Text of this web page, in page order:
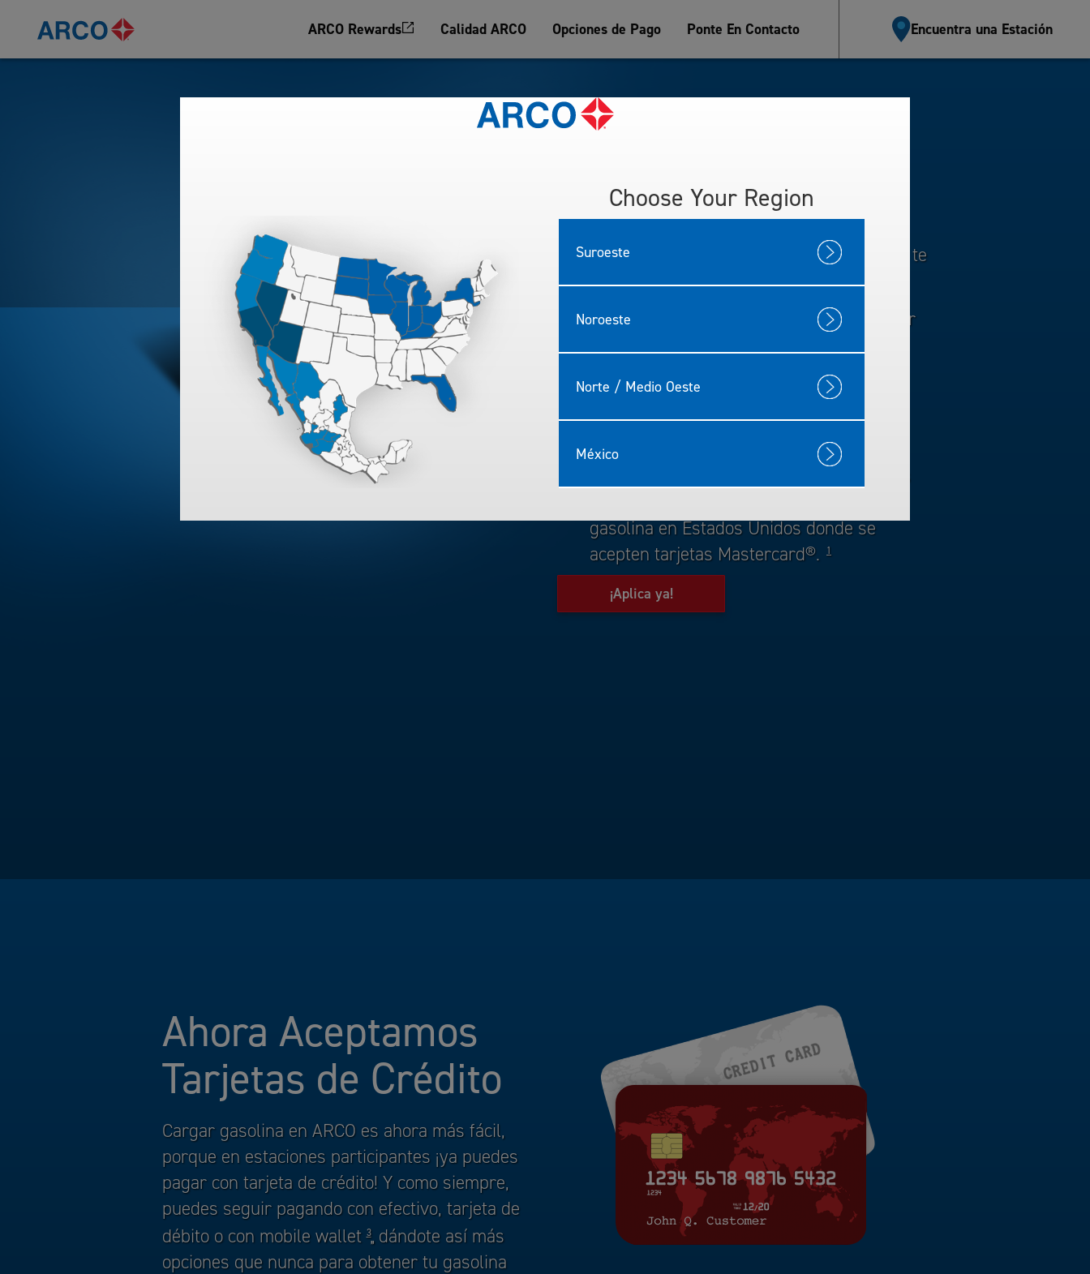
ARCO Rewards Calidad ARCO Opciones de Pago Ponte En Contacto Encuentra una Estación
ARCO
Lleva tu negocio más lejos ¡y por menos! Aquí te
decimos cómo:
Dale a tu flotilla una manera fácil de pagar
con la tarjeta de gasolina Business
Solutions.
Ahorra en gasolina ARCO con la tarjeta
ARCO Business Solutions Mastercard®.
gasolina en Estados Unidos donde se
acepten tarjetas Mastercard®.
1
¡Aplica ya!por Nuestras Tarjetas de Flotilla en el sitio de Arco Business
Ahora Aceptamos
Tarjetas de Crédito
Cargar gasolina en ARCO es ahora más fácil,
porque en estaciones participantes ¡ya puedes
pagar con tarjeta de crédito! Y como siempre,
puedes seguir pagando con efectivo, tarjeta de
débito o con mobile wallet3,
, dándote así más
opciones que nunca para obtener tu gasolina
Choose Your Region
Suroeste
Noroeste
Norte / Medio Oeste
México